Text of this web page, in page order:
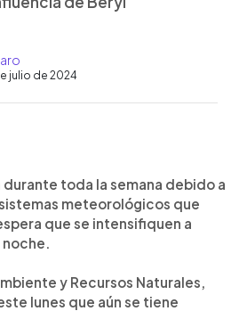
julio de 2024
durante toda la semana debido a
meteorológicos que
que se intensifiquen a
y Recursos Naturales,
lunes que aún se tiene